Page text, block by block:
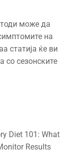
може да
на
статија ќе ви
со сезонските
Diet 101: What
Results